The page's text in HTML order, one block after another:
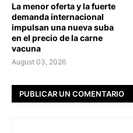
La menor oferta y la fuerte
demanda internacional
impulsan una nueva suba
en el precio de la carne
vacuna
August 03, 2026
PUBLICAR UN COMENTARIO